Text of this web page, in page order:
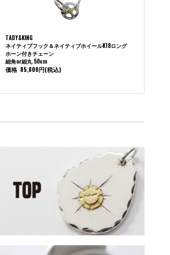
TADY&KING
ネイティブフック＆ネイティブホイールK18ロング
ホーン付きチェーン
細角or細丸 50cm
価格 85,800円(税込)